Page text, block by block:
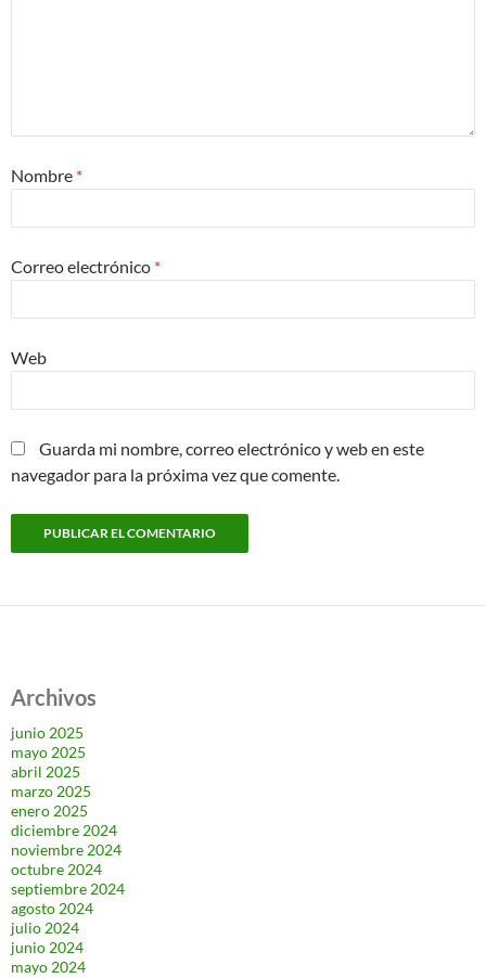
Nombre *
Correo electrónico *
Web
Guarda mi nombre, correo electrónico y web en este
navegador para la próxima vez que comente.
Archivos
junio 2025
mayo 2025
abril 2025
marzo 2025
enero 2025
diciembre 2024
noviembre 2024
octubre 2024
septiembre 2024
agosto 2024
julio 2024
junio 2024
mayo 2024